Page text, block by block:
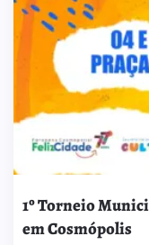
1º Torneio
em Cosmópolis